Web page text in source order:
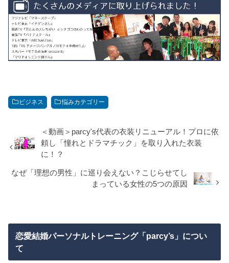
ビジネス 悩みカテゴリー
＜動画＞parcy's代表の衣装リニューアル！プロに依
頼し「憧れとドラマチック」を取り入れた衣装
に！？
なぜ「理想の男性」に巡り会えない？こじらせてし
まっている女性の5つの原因
恋愛結婚パーソナルトレーニング「parcy’s」につい
て